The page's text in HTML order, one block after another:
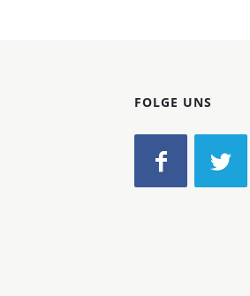
FOLGE UNS